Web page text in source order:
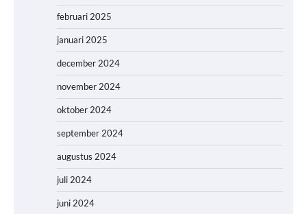
februari 2025
januari 2025
december 2024
november 2024
oktober 2024
september 2024
augustus 2024
juli 2024
juni 2024